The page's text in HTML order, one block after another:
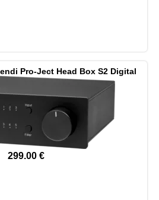
Pro-Ject Head Box S2 Digital
299.00 €